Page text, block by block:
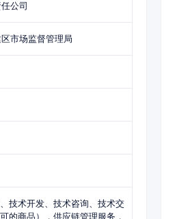
公司
市场监督管理局
技术开发、技术咨询、技术交
的商品），供应链管理服务，